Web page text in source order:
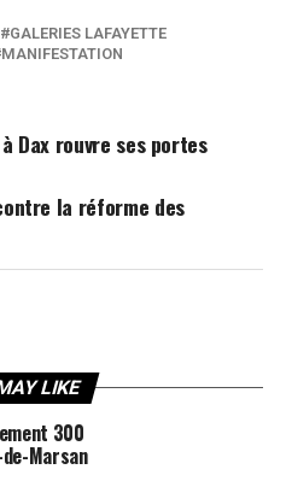
GALERIES LAFAYETTE
MANIFESTATION
Dax rouvre ses portes
la réforme des
LIKE
300
Marsan